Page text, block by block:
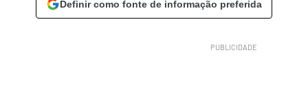
Definir como fonte de informação preferida